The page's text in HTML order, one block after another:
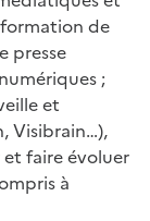
de
presse
;
et
Visibrain…),
faire évoluer
à